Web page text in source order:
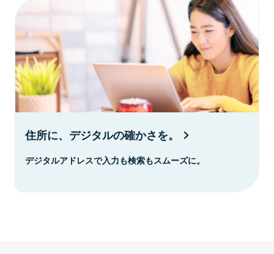
住所に、デジタルの確かさを。
デジタルアドレスで入力も検索もスムーズに。